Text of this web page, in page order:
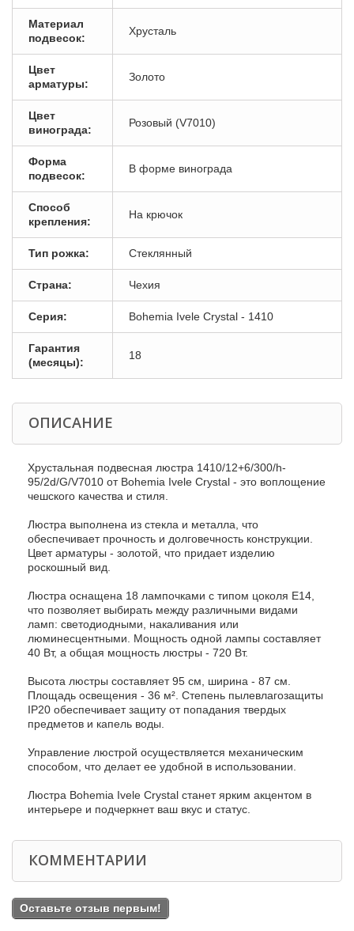
Материал
подвесок:
Хрусталь
Цвет
арматуры:
Золото
Цвет
винограда:
Розовый (V7010)
Форма
подвесок:
В форме винограда
Способ
крепления:
На крючок
Тип рожка: Стеклянный
Страна: Чехия
Серия: Bohemia Ivele Crystal - 1410
Гарантия
(месяцы):
18
ОПИСАНИЕ
Хрустальная подвесная люстра 1410/12+6/300/h-
95/2d/G/V7010 от Bohemia Ivele Crystal - это воплощение
чешского качества и стиля.
Люстра выполнена из стекла и металла, что
обеспечивает прочность и долговечность конструкции.
Цвет арматуры - золотой, что придает изделию
роскошный вид.
Люстра оснащена 18 лампочками с типом цоколя E14,
что позволяет выбирать между различными видами
ламп: светодиодными, накаливания или
люминесцентными. Мощность одной лампы составляет
40 Вт, а общая мощность люстры - 720 Вт.
Высота люстры составляет 95 см, ширина - 87 см.
Площадь освещения - 36 м². Степень пылевлагозащиты
IP20 обеспечивает защиту от попадания твердых
предметов и капель воды.
Управление люстрой осуществляется механическим
способом, что делает ее удобной в использовании.
Люстра Bohemia Ivele Crystal станет ярким акцентом в
интерьере и подчеркнет ваш вкус и статус.
КОММЕНТАРИИ
Оставьте отзыв первым!